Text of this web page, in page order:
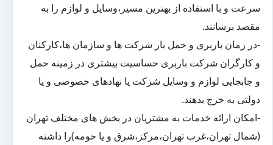
سرعت و با استفاده از بهترین مسیر،وسایل و لوازم را به
مقصد برسانند.
-در زمان باربری و حمل بار شرکت ها و سازمان ها،کارکنان
و کارگران شرکت باربری حساسیت بیشتری در زمینه حمل
و جابجایی لوازم و وسایل شرکت یا نهادهای خصوصی و یا
دولتی به خرج بدهند.
-امکان ارائه خدمات به مشتریان در بخش های مختلف تهران
(شمال تهران،غرب تهران،مرکز،شرق و یا حومه)را داشته